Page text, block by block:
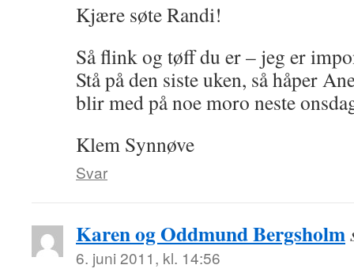
Kjære søte Randi!
Så flink og tøff du er – jeg er
Stå på den siste uken, så håper
blir med på noe moro neste
Klem Synnøve
Svar
Karen og Oddmund Bergsholm
6. juni 2011, kl. 14:56